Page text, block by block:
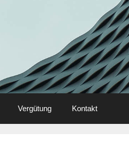
Vergütung Kontakt